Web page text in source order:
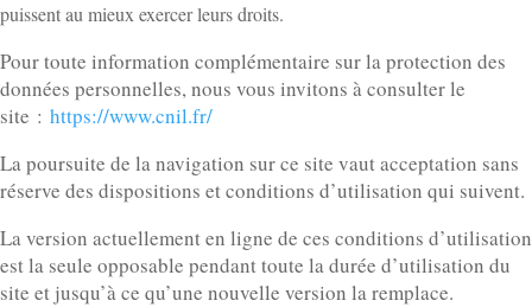
puissent au mieux exercer leurs droits.
Pour toute information complémentaire sur la protection des
données personnelles, nous vous invitons à consulter le
site : https://www.cnil.fr/
La poursuite de la navigation sur ce site vaut acceptation sans
réserve des dispositions et conditions d’utilisation qui suivent.
La version actuellement en ligne de ces conditions d’utilisation
est la seule opposable pendant toute la durée d’utilisation du
site et jusqu’à ce qu’une nouvelle version la remplace.